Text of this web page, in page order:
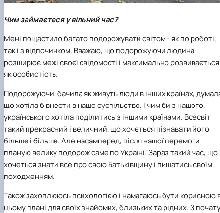
Чим займаєтеся у вільний час?
Мені пощастило багато подорожувати світом - як по роботі,
так і з відпочинком. Вважаю, що подорожуючи людина
розширює межі своєї свідомості і максимально розвивається
як особистість.
Подорожуючи, бачила як живуть люди в інших країнах,
що хотіла б внести в наше суспільство. І чим би з нашого,
українського хотіла поділитись з іншими країнами. Всесвіт
такий прекрасний і величний, що хочеться пізнавати його
більше і більше. Але насамперед, після нашої перемоги
планую велику подорож саме по Україні. Зараз такий час, що
хочеться знати все про свою Батьківщину і пишатись своїм
походженням.
Також захоплююсь психологією і намагаюсь бути корисною
цьому плані для своїх знайомих, близьких та рідних. З почату